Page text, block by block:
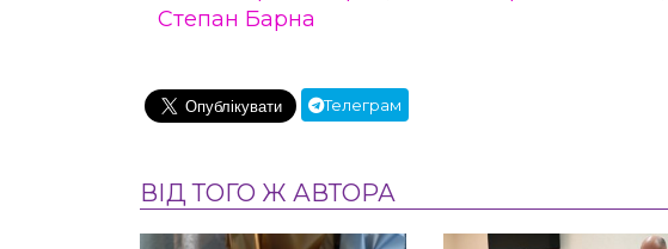
Степан Барна
Телеграм
ВІД ТОГО Ж АВТОРА